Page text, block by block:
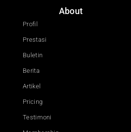
b
e
i
n
t
a
About
Profil
Prestasi
Buletin
Berita
Artikel
Pricing
Testimoni